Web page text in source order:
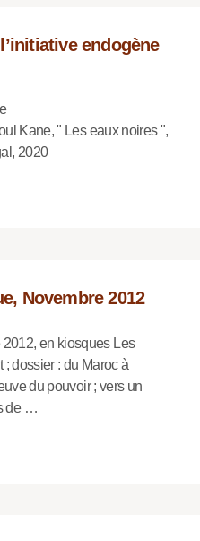
endogène
Kane, " Les eaux noires ",
2020
Novembre 2012
en kiosques Les
; dossier : du Maroc à
du pouvoir ; vers un
de …